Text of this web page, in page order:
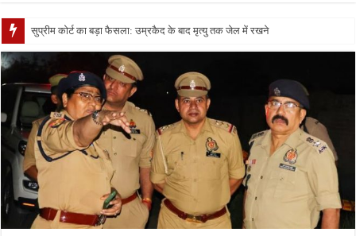
सुप्रीम कोर्ट का बड़ा फैसला: उम्रकैद के बाद मृत्यु तक जेल में रखने की सजा संविधान के